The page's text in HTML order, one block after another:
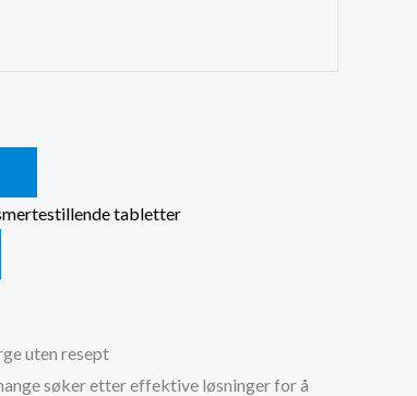
tabletter
uten resept
søker etter effektive løsninger for å